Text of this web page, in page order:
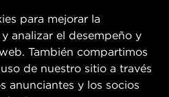
para mejorar la
analizar el desempeño y
También compartimos
de nuestro sitio a través
anunciantes y los socios